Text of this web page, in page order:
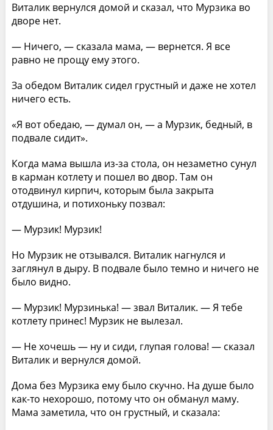
Виталик вернулся домой и сказал, что Мурзика во
дворе нет.
— Ничего, — сказала мама, — вернется. Я все
равно не прощу ему этого.
За обедом Виталик сидел грустный и даже не хотел
ничего есть.
«Я вот обедаю, — думал он, — а Мурзик, бедный, в
подвале сидит».
Когда мама вышла из-за стола, он незаметно сунул
в карман котлету и пошел во двор. Там он
отодвинул кирпич, которым была закрыта
отдушина, и потихоньку позвал:
— Мурзик! Мурзик!
Но Мурзик не отзывался. Виталик нагнулся и
заглянул в дыру. В подвале было темно и ничего не
было видно.
— Мурзик! Мурзинька! — звал Виталик. — Я тебе
котлету принес! Мурзик не вылезал.
— Не хочешь — ну и сиди, глупая голова! — сказал
Виталик и вернулся домой.
Дома без Мурзика ему было скучно. На душе было
как-то нехорошо, потому что он обманул маму.
Мама заметила, что он грустный, и сказала: